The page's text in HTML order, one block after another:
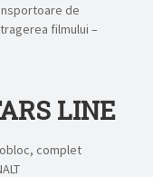
de
filmului –
LINE
complet